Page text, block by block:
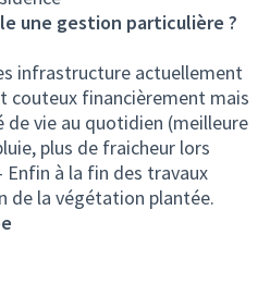
une gestion particulière ?
infrastructure actuellement
couteux financièrement mais
de vie au quotidien (meilleure
plus de fraicheur lors
Enfin à la fin des travaux
de la végétation plantée.